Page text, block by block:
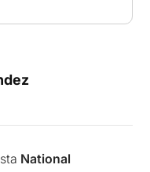
National